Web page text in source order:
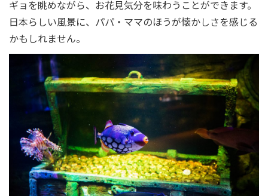
ギョを眺めながら、お花見気分を味わうことができます。
日本らしい風景に、パパ・ママのほうが懐かしさを感じる
かもしれません。